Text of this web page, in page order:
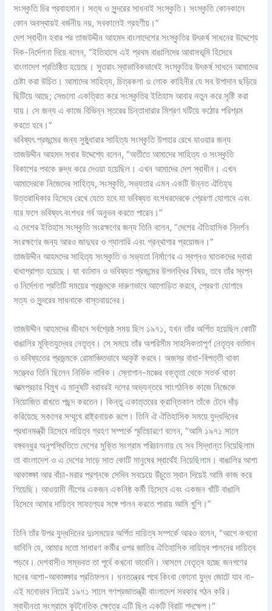
সংস্কৃতি চির প্রবাহমান। সত্য ও সুন্দরের সাধনাই সংস্কৃতি। সংস্কৃতি কোনকালে
কোন অবস্থায়ই বর্জনীয় নয়, সবকালেই গ্রহণীয়।”
দেশ স্বাধীন হবার পর তাজউদ্দীন আহমদ বাংলাদেশের সংস্কৃতির উৎকর্ষ সাধনের উদ্দেশ্যে
দিক-নির্দেশনা দিয়ে বলেন, “ইতিহাসে এই প্রথম বাঙালিদের আবাসভূমি হিসেবে
বাংলাদেশ প্রতিষ্ঠিত হয়েছে। সুতরাং স্বাভাবিকভাবেই সংস্কৃতির উৎকর্ষ সাধনে আমাদের
চেষ্টা করা উচিত। আমাদের সাহিত্য, চিত্রকলা ও লোক কাহিনীর যে সব উপাদান ছড়িয়ে
ছিটিয়ে আছে; সেগুলো একত্রিত করে সংস্কৃতির ইতিহাস আবার নতুন করে সৃষ্টি করা
যায়। সে জন্য এ কাজে বিভিন্ন স্তরের চিন্তাধারার মিশ্রণ ঘটিয়ে কঠোর পরিশ্রম
করতে হবে।”
ভবিষ্যৎ প্রজন্মের জন্য সুষ্ঠুধারার সাহিত্য সংস্কৃতি উপহার রেখে যাওয়ার জন্য
তাজউদ্দীন আহমদ সবার উদ্দেশ্যে বলেন, “অতীতে আমাদের সাহিত্য ও সংস্কৃতি
বিকাশের পথকে রুদ্ধ করে দেওয়া হয়েছিল। এখন আমাদের দেশ স্বাধীন। এখন
আমাদেরকে নিজেদের সাহিত্য, সংস্কৃতি, সভ্যতার এমন একটি উন্নত ঐতিহ্য
উত্তরাধিকার হিসেবে রেখে যেতে হবে যা ভবিষ্যত বংশধরদেরকে প্রেরণা যোগাবে এবং
যার ফলে ভবিষ্যৎ বংশধর গর্ব অনুভব করতে পারেন।”
এ দেশের ইতিহাস সংস্কৃতি সংরক্ষণের জন্য তিনি বলেন, “দেশের ঐতিহাসিক নিদর্শন
সংরক্ষণের জন্য আরও জাদুঘর ও গ্যালারি এবং গ্রন্থাগার প্রয়োজন।”
তাজউদ্দীন আহমদের সাহিত্য সংস্কৃতি ও সভ্যতা নির্মাণের এ স্বপ্নও ঘাতকদের দ্বারা
বাধাপ্রাপ্ত হয়েছে। যা বর্তমান ও ভবিষ্যত প্রজন্মের উপলব্ধির বিষয়, তবে তাঁর স্বপ্ন
ও নির্দেশনা প্রতিটি সময়ের প্রজন্মকে দারুণভাবে আলোড়িত করবে, প্রেরণা যোগাবে
সত্য ও সুন্দরের সাধনাকে বাস্তবায়নের।
তাজউদ্দীন আহমদের জীবনে সর্বশ্রেষ্ঠ সময় ছিল ১৯৭১, যখন তাঁর অর্পিত হয়েছিল কোটি
বাঙালির মুক্তিযুদ্ধের নেতৃত্ব। সে সময়ে তাঁর অপরিসীম সাহসিকতাপূর্ণ নেতৃত্ব বর্তমান
ও ভবিষ্যতের প্রজন্মকে রোমাঞ্চিতভাবে আকৃষ্ট করবে। অজস্র বাধা-বিপত্তী থাকা
সত্ত্বেও তিনি ছিলেন নির্ভিক নাবিক। স্লোগান-মঞ্চের বক্তৃতা থেকে সতর্ক থাকা
আত্মপ্রচার বিমুখ এ মানুষটি বরাবরই দলের অভ্যন্তরে সাংগঠনিক কাজে নিজেকে
নিয়োজিত রাখতে পছন্দ করতেন। কিন্তু একাত্তরের ক্রান্তিকাল তাঁকে টেনে দাঁড়
করিয়েছে সকলের সম্মূখে রাষ্ট্রনায়ক রূপে। তিনি ঐ ঐতিহাসিক সময়ে যুদ্ধদিনের
প্রধানমন্ত্রী হিসেবে দায়িত্ব গ্রহণ সম্পর্কে স্মৃতিচারণে বলেন, “আমি ১৯৭১ সালে
বঙ্গবন্ধুর অনুপস্থিতিতে দেশের মুক্তি সংগ্রাম পরিচালনায় যে সব সিদ্ধান্ত নিয়েছিলাম
তা বাংলাদেশ ও এ দেশের সাড়ে সাত কোটি মানুষের স্বার্থেই নিয়েছিলাম। বাঙালির আশা
আকাঙ্ক্ষা আর বাঁচা-মরার প্রশ্নকে সেদিন সবচেয়ে উঁচুতে স্থান দিয়েই আমি কাজ করে
গিয়েছি। আওয়ামী লীগের একজন একনিষ্ঠ কর্মী হিসেবে এবং একজন খাঁটি বাঙালি
হিসেবে আমার দায়িত্ব সাফল্যের সঙ্গে পালন করতে পারায় আমি খুশি।”
তিনি তাঁর উপর যুদ্ধদিনের দুঃসময়ের অর্পিত দায়িত্ব সম্পর্কে আরও বলেন, “আগে কখনো
ভাবিনি যে, আমার মতো সাধারণ কর্মীর ওপর জাতির ঐতিহাসিক দায়িত্ব পালনের দায়িত্ব
পড়বে। দেশবাসীও সম্ভবত তা পূর্বে কখনো ভাবেনি। আসলে নেতৃত্ব হচ্ছে জনগণের
মনের আশা-আকাঙ্ক্ষার প্রতিফলন। ধনতন্ত্রের পথে কিংবা কোনো যুদ্ধ জোটে যাব না-
এই মনোভাব নিয়েই ১৯৭১ সালে গণপ্রজাতন্ত্রী বাংলাদেশ সরকার গঠন করি।
স্বাধীনতা সংগ্রামে কূটনৈতিক ক্ষেত্রে এটি ছিল একটি বিরাট পদক্ষেপ।”